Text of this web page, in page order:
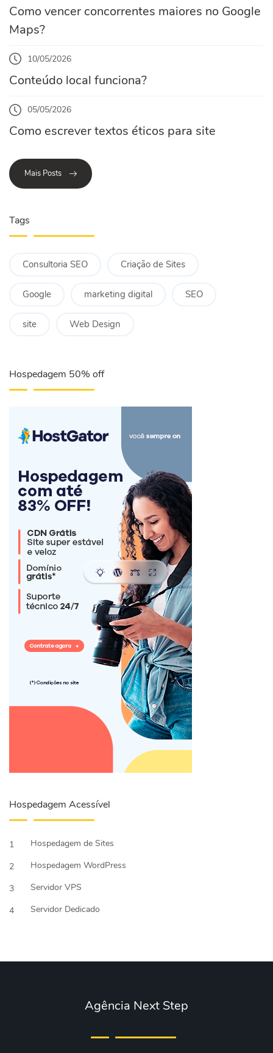
Como vencer concorrentes maiores no Google
Maps?
10/05/2026
Conteúdo local funciona?
05/05/2026
Como escrever textos éticos para site
Mais Posts
Tags
Consultoria SEO Criação de Sites
Google marketing digital SEO
site Web Design
Hospedagem 50% off
Hospedagem Acessível
1
Hospedagem de Sites
2
Hospedagem WordPress
3
Servidor VPS
4
Servidor Dedicado
Agência Next Step